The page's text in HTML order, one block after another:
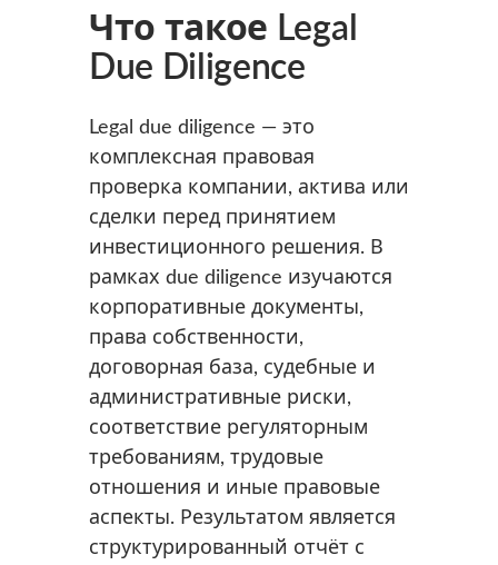
Что такое Legal
Due Diligence
Legal due diligence — это
комплексная правовая
проверка компании, актива или
сделки перед принятием
инвестиционного решения. В
рамках due diligence изучаются
корпоративные документы,
права собственности,
договорная база, судебные и
административные риски,
соответствие регуляторным
требованиям, трудовые
отношения и иные правовые
аспекты. Результатом является
структурированный отчёт с